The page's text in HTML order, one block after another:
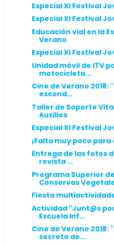
Especial XI Festival
Especial XI Festival
Educación vial en la
Verano
Especial XI Festival
Unidad móvil de ITV
motocicleta...
Cine de Verano 2018:
escond...
Taller de Soporte
Auxilios
Especial XI Festival
¡Falta muy poco
Entrega de las fotos
revista ...
Programa Superior
Conservas
Fiesta
Actividad "Junt@s
Escuela Inf...
Cine de Verano 2018:
secreto de...